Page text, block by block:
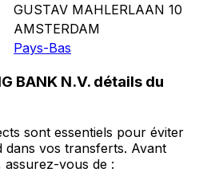
GUSTAV MAHLERLAAN 10
AMSTERDAM
Pays-Bas
BANK N.V. détails du
sont essentiels pour éviter
vos transferts. Avant
assurez-vous de :